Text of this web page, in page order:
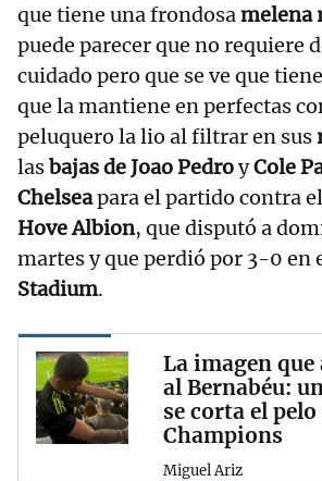
que tiene una frondosamelena
puede parecer que no requiere
cuidado pero que se ve que
que la mantiene en perfectas
peluquero la lio al filtrar en sus
lasbajas de Joao PedroyCole
Chelseapara el partido contra el
Hove Albion, que disputó a
martes y que perdió por 3-0 en
Stadium.
La imagen que
al Bernabéu:
se corta el
Champions
Miguel Ariz